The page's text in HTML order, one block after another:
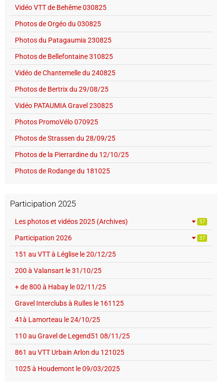
Vidéo VTT de Behême 030825
Photos de Orgéo du 030825
Photos du Patagaumia 230825
Photos de Bellefontaine 310825
Vidéo de Chantemelle du 240825
Photos de Bertrix du 29/08/25
Vidéo PATAUMIA Gravel 230825
Photos PromoVélo 070925
Photos de Strassen du 28/09/25
Photos de la Pierrardine du 12/10/25
Photos de Rodange du 181025
Participation 2025
Les photos et vidéos 2025 (Archives) 57
Participation 2026 37
151 au VTT à Léglise le 20/12/25
200 à Valansart le 31/10/25
+ de 800 à Habay le 02/11/25
Gravel Interclubs à Rulles le 161125
41à Lamorteau le 24/10/25
110 au Gravel de Legend51 08/11/25
861 au VTT Urbain Arlon du 121025
1025 à Houdemont le 09/03/2025